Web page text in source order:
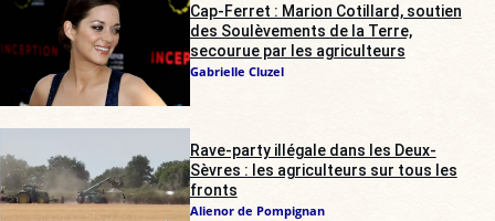
Cap-Ferret : Marion Cotillard, soutien
des Soulèvements de la Terre,
secourue par les agriculteurs
Gabrielle Cluzel
Rave-party illégale dans les Deux-
Sèvres : les agriculteurs sur tous les
fronts
Alienor de Pompignan